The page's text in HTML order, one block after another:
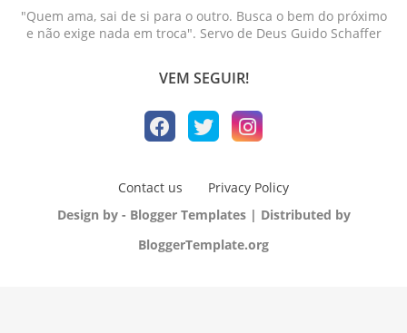
"Quem ama, sai de si para o outro. Busca o bem do próximo
e não exige nada em troca". Servo de Deus Guido Schaffer
VEM SEGUIR!
Contact us
Privacy Policy
Design by - Blogger Templates | Distributed by
BloggerTemplate.org